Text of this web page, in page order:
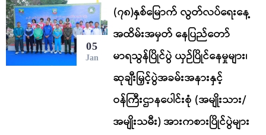
05
Jan
(၇၈)နှစ်မြောက် လွတ်လပ်ရေးနေ့
အထိမ်းအမှတ် နေပြည်တော်
မာရသွန်ပြိုင်ပွဲ ယှဉ်ပြိုင်နေမှုများ၊
ဆုချီးမြှင့်ပွဲအခမ်းအနားနှင့်
ဝန်ကြီးဌာနပေါင်းစုံ (အမျိုးသား/
အမျိုးသမီး) အားကစားပြိုင်ပွဲများ